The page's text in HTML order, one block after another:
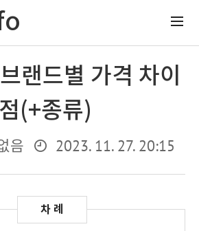
랜드별 가격 차이
점(+종류)
음 2023. 11. 27. 20:15